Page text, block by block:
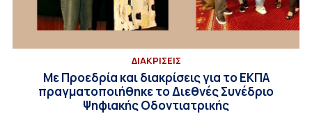
ΔΙΑΚΡΙΣΕΙΣ
Με Προεδρία και διακρίσεις για το ΕΚΠΑ
πραγματοποιήθηκε το Διεθνές Συνέδριο
Ψηφιακής Οδοντιατρικής